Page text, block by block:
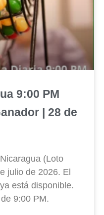
9:00 PM
| 28 de
(Loto
julio de 2026. El
está disponible.
9:00 PM.